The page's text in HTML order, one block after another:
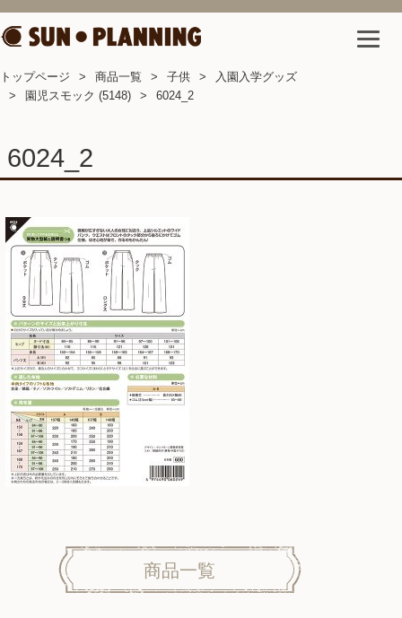
トップページ 商品一覧 子供
入園入学グッズ
園児スモック (5148)
6024_2
6024_2
商品一覧